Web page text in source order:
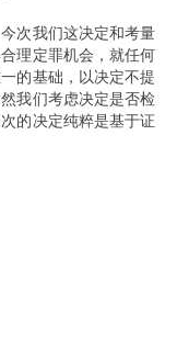
次我们这决定和考量
理定罪机会，就任何
的基础，以决定不提
我们考虑决定是否检
的决定纯粹是基于证